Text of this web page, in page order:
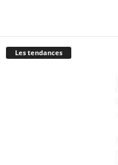
Les tendances